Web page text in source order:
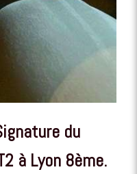
du
à Lyon 8ème.